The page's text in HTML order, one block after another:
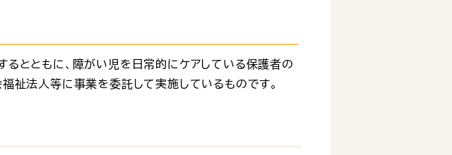
とともに、障がい児を日常的にケアしている保護者の
祉法人等に事業を委託して実施しているものです。